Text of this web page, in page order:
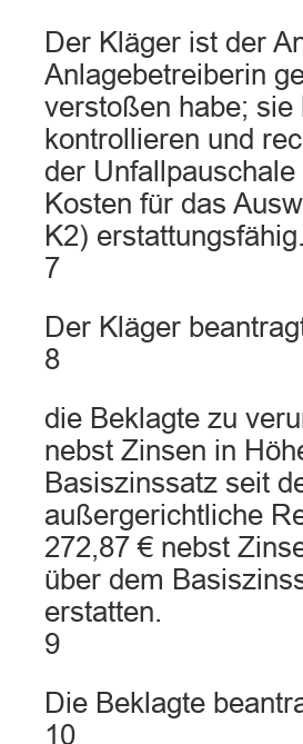
Der Kläger ist der
Anlagebetreiberin
verstoßen habe; sie
kontrollieren und
der
Kosten für das
K2) erstattungsfähig.
7
Der Kläger
8
die Beklagte zu
nebst Zinsen in
Basiszinssatz seit
außergerichtliche
272,87 € nebst
über dem
erstatten.
9
Die Beklagte
10